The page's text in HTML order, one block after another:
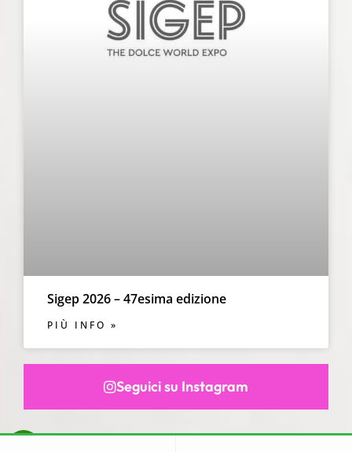
Sigep 2026 – 47esima edizione
PIÙ INFO »
Seguici su Instagram